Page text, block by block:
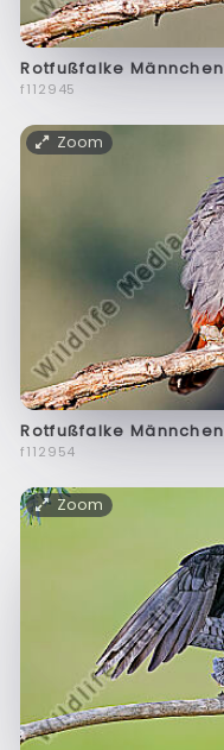
Rotfußfalke Männchen
f112945
Zoom
Rotfußfalke Männchen
f112954
Zoom